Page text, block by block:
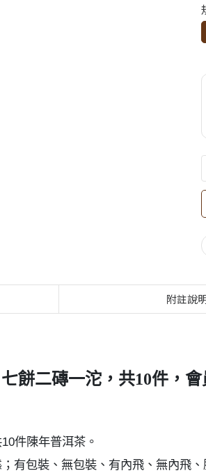
附註說
餅二磚一沱，共10件，
件陳年普洱茶。
有包裝、無包裝、有內飛、無內飛